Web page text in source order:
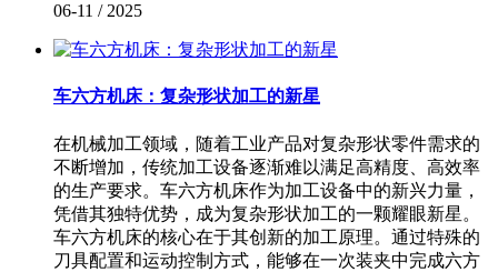
06-11 / 2025
车六方机床：复杂形状加工的新星
在机械加工领域，随着工业产品对复杂形状零件需求的
不断增加，传统加工设备逐渐难以满足高精度、高效率
的生产要求。车六方机床作为加工设备中的新兴力量，
凭借其独特优势，成为复杂形状加工的一颗耀眼新星。
车六方机床的核心在于其创新的加工原理。通过特殊的
刀具配置和运动控制方式，能够在一次装夹中完成六方